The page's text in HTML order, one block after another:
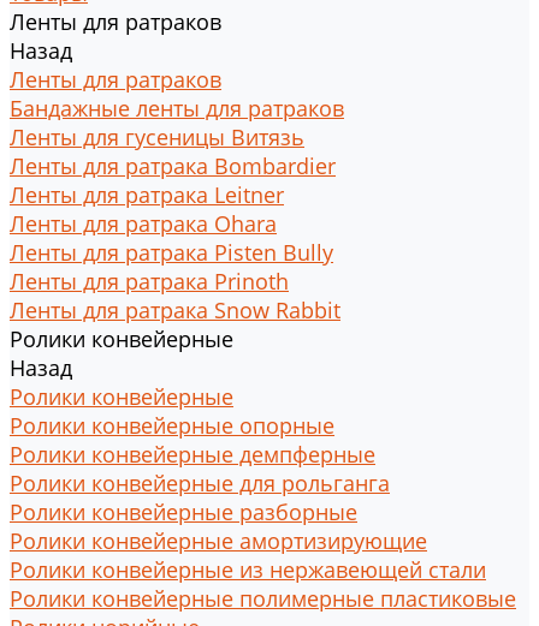
Ленты для ратраков
Назад
Ленты для ратраков
Бандажные ленты для ратраков
Ленты для гусеницы Витязь
Ленты для ратрака Bombardier
Ленты для ратрака Leitner
Ленты для ратрака Ohara
Ленты для ратрака Pisten Bully
Ленты для ратрака Prinoth
Ленты для ратрака Snow Rabbit
Ролики конвейерные
Назад
Ролики конвейерные
Ролики конвейерные опорные
Ролики конвейерные демпферные
Ролики конвейерные для рольганга
Ролики конвейерные разборные
Ролики конвейерные амортизирующие
Ролики конвейерные из нержавеющей стали
Ролики конвейерные полимерные пластиковые